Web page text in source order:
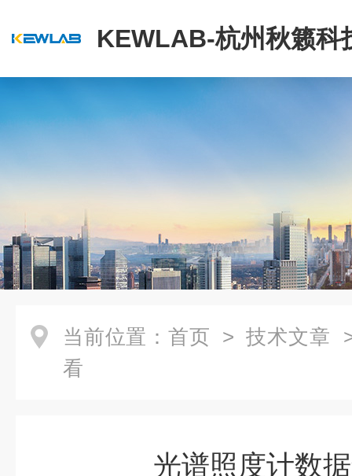
KEWLAB-杭州秋籁科
公司
当前位置： 首页 > 技术文章
看
光谱照度计数